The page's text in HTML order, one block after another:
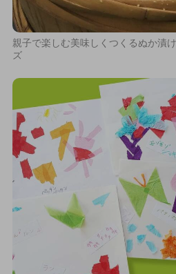
親子で楽しむ美味しくつくるぬか漬
ズ